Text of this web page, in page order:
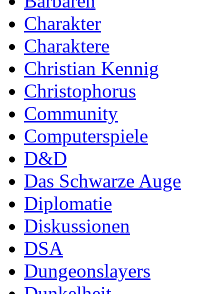
Charakter
Charaktere
Christian Kennig
Christophorus
Community
Computerspiele
D&D
Das Schwarze Auge
Diplomatie
Diskussionen
DSA
Dungeonslayers